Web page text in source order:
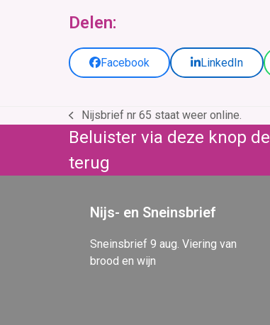
Delen:
Facebook LinkedIn
previous
post:
Nijsbrief nr 65 staat weer online.
Beluister via deze knop
terug
Nijs- en Sneinsbrief
Sneinsbrief 9 aug. Viering van
brood en wijn